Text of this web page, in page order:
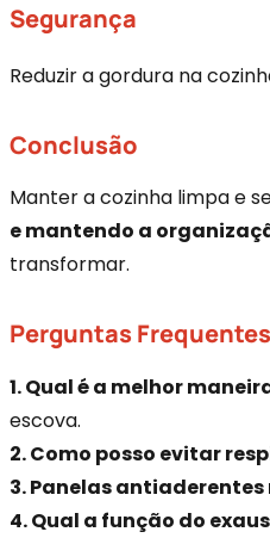
Segurança
Reduzir a gordura na
Conclusão
Manter a cozinha limpa e
e mantendo a
transformar.
Perguntas
1. Qual é a melhor
escova.
2. Como posso evitar
3. Panelas
4. Qual a função do